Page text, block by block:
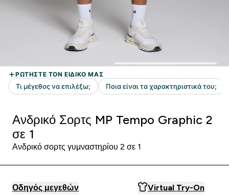
Ανδρικό Σορτς MP Tempo Graphic 2
σε 1
Ανδρικό σορτς γυμναστηρίου 2 σε 1
Οδηγός μεγεθών Virtual Try-On